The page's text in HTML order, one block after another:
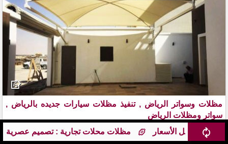
تجارية : تصميم عصرية ووظيفية - حماية المحلات من
مظلات وسواتر الرياض , تنفيذ مظلات سيارات جديده بالرياض ,
سواتر ومظلات الرياض